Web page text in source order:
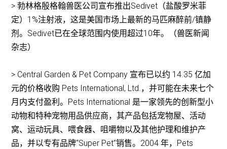
> 勃林格殷格翰兽医公司宣布推出Sedivet（盐酸罗米菲
定）1%注射液，这是美国市场上最新的马匹麻醉前/镇静
剂。Sedivet已在全球范围内使用超过10年。（兽医新闻
杂志）
> Central Garden & Pet Company 宣布已以约 14.35 亿加
元的价格收购 Pets International, Ltd.，并可能在未来七个
月内支付盈利。Pets International 是一家领先的创新型小
动物和特种宠物用品供应商，其产品包括宠物屋、活动
窝、运动玩具、喂食器、咀嚼物以及其他护理和维护产
品，并以专有品牌“Super Pet”销售。2004 年，Pets